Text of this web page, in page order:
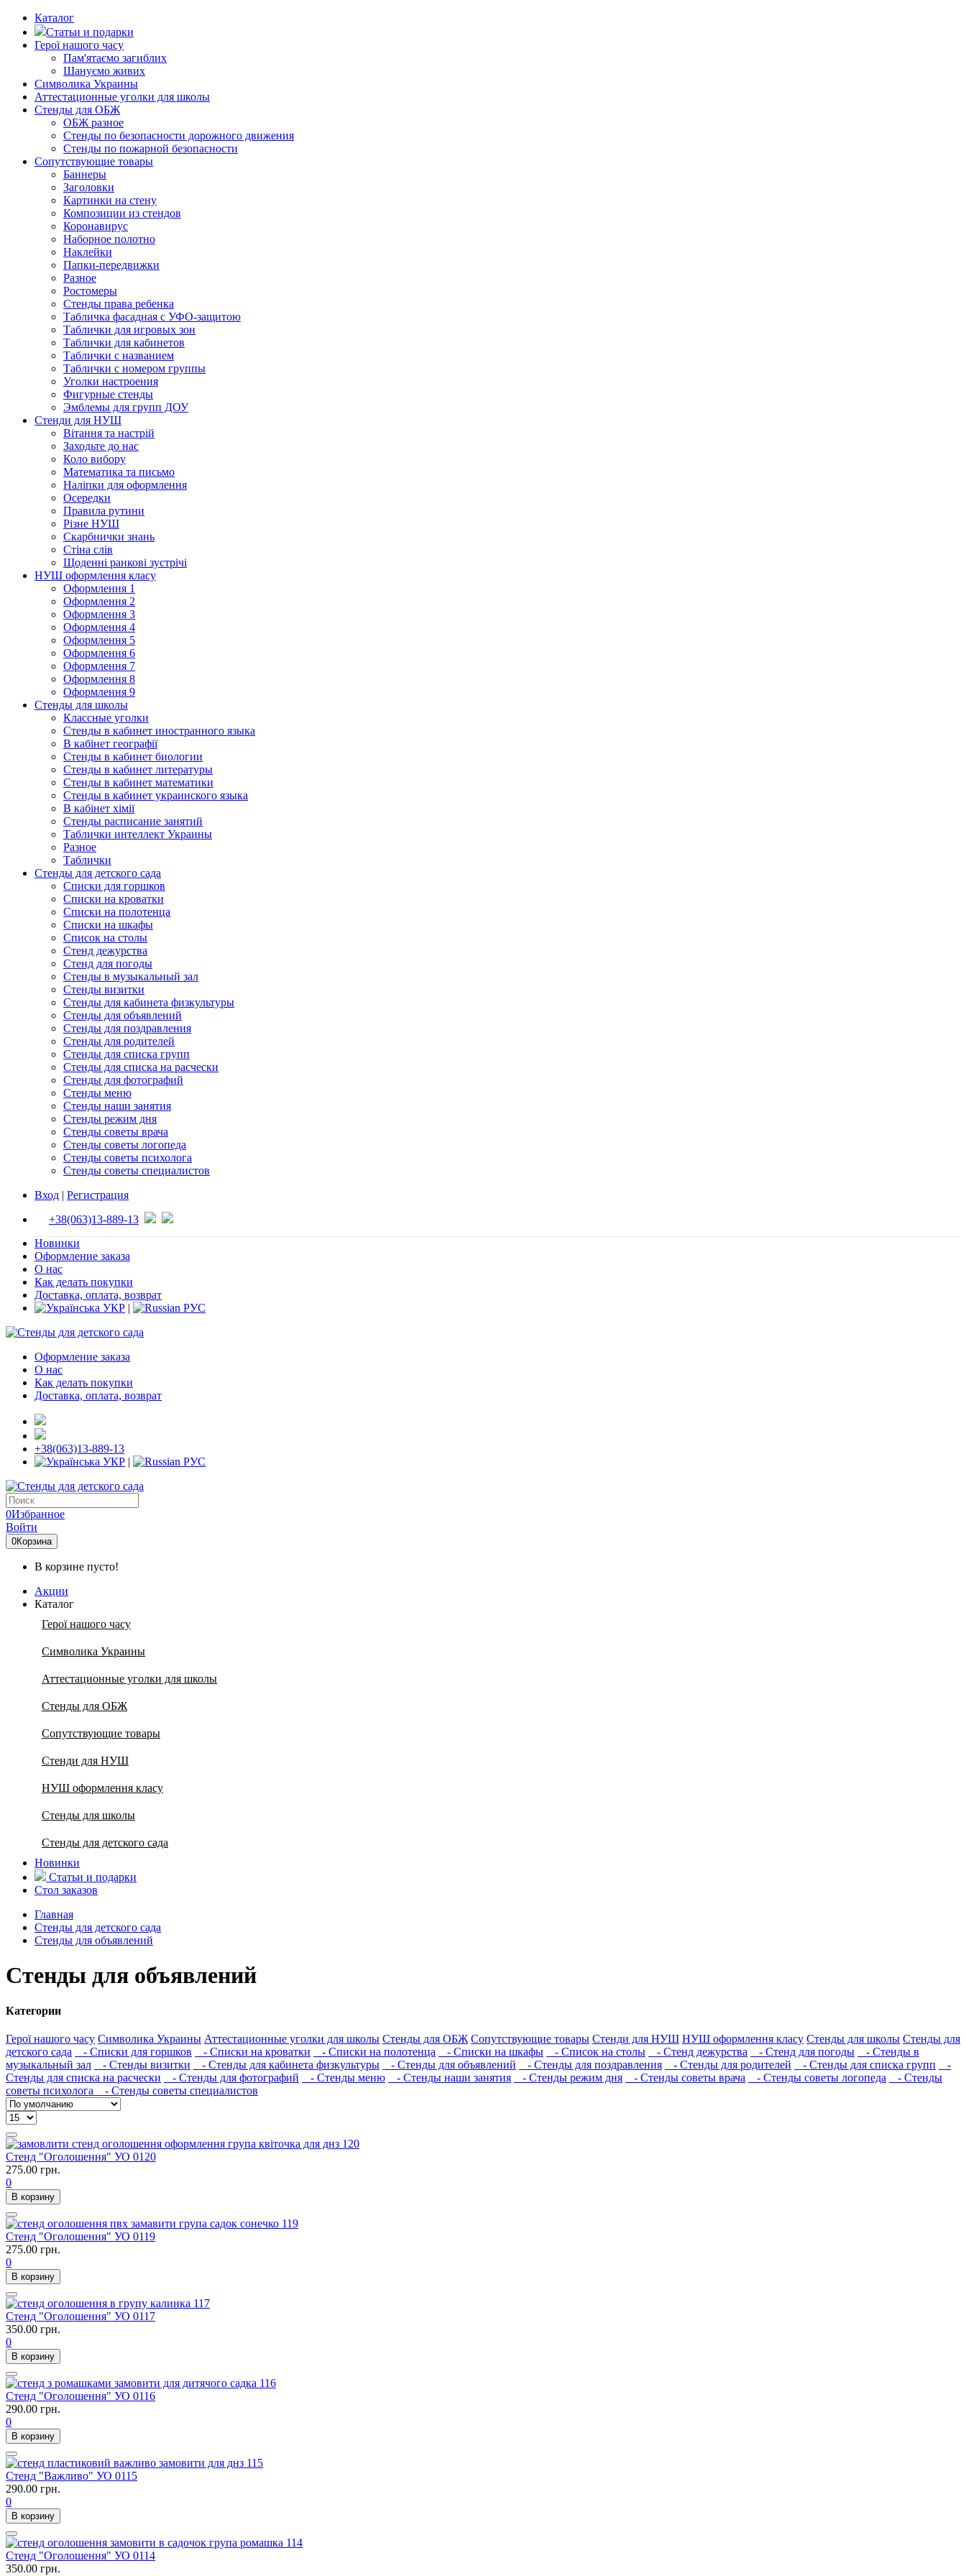
Каталог
Статьи и подарки
Герої нашого часу
Пам'ятаємо загиблих
Шануємо живих
Символика Украины
Аттестационные уголки для школы
Стенды для ОБЖ
ОБЖ разное
Стенды по безопасности дорожного движения
Стенды по пожарной безопасности
Сопутствующие товары
Баннеры
Заголовки
Картинки на стену
Композиции из стендов
Коронавирус
Наборное полотно
Наклейки
Папки-передвижки
Разное
Ростомеры
Стенды права ребенка
Табличка фасадная с УФО-защитою
Таблички для игровых зон
Таблички для кабинетов
Таблички с названием
Таблички с номером группы
Уголки настроения
Фигурные стенды
Эмблемы для групп ДОУ
Стенди для НУШ
Вітання та настрій
Заходьте до нас
Коло вибору
Математика та письмо
Наліпки для оформлення
Осередки
Правила рутини
Різне НУШ
Скарбнички знань
Стіна слів
Щоденні ранкові зустрічі
НУШ оформлення класу
Оформлення 1
Оформлення 2
Оформлення 3
Оформлення 4
Оформлення 5
Оформлення 6
Оформлення 7
Оформлення 8
Оформлення 9
Стенды для школы
Классные уголки
Стенды в кабинет иностранного языка
В кабінет географії
Стенды в кабинет биологии
Стенды в кабинет литературы
Стенды в кабинет математики
Стенды в кабинет украинского языка
В кабінет хімії
Стенды расписание занятий
Таблички интеллект Украины
Разное
Таблички
Стенды для детского сада
Списки для горшков
Списки на кроватки
Списки на полотенца
Списки на шкафы
Список на столы
Стенд дежурства
Стенд для погоды
Стенды в музыкальный зал
Стенды визитки
Стенды для кабинета физкультуры
Стенды для объявлений
Стенды для поздравления
Стенды для родителей
Стенды для списка групп
Стенды для списка на расчески
Стенды для фотографий
Стенды меню
Стенды наши занятия
Стенды режим дня
Стенды советы врача
Стенды советы логопеда
Стенды советы психолога
Стенды советы специалистов
Вход | Регистрация
+38(063)13-889-13
Новинки
Оформление заказа
О нас
Как делать покупки
Доставка, оплата, возврат
УКР | РУС
Оформление заказа
О нас
Как делать покупки
Доставка, оплата, возврат
+38(063)13-889-13
УКР | РУС
0Избранное
Войти
0Корзина
В корзине пусто!
Акции
Каталог
Герої нашого часу
Символика Украины
Аттестационные уголки для школы
Стенды для ОБЖ
Сопутствующие товары
Стенди для НУШ
НУШ оформлення класу
Стенды для школы
Стенды для детского сада
Новинки
Статьи и подарки
Стол заказов
Главная
Стенды для детского сада
Стенды для объявлений
Стенды для объявлений
Категории
Герої нашого часу Символика Украины Аттестационные уголки для школы Стенды для ОБЖ Сопутствующие товары Стенди для НУШ НУШ оформлення класу Стенды для школы Стенды для
детского сада
- Списки для горшков - Списки на кроватки - Списки на полотенца - Списки на шкафы - Список на столы - Стенд дежурства - Стенд для погоды
- Стенды в
музыкальный зал
- Стенды визитки - Стенды для кабинета физкультуры - Стенды для объявлений - Стенды для поздравления - Стенды для родителей - Стенды для списка групп
-
Стенды для списка на расчески
- Стенды для фотографий - Стенды меню - Стенды наши занятия - Стенды режим дня - Стенды советы врача - Стенды советы логопеда
- Стенды
советы психолога
- Стенды советы специалистов
Стенд "Оголошення" УО 0120
275.00 грн.
0
В корзину
Стенд "Оголошення" УО 0119
275.00 грн.
0
В корзину
Стенд "Оголошення" УО 0117
350.00 грн.
0
В корзину
Стенд "Оголошення" УО 0116
290.00 грн.
0
В корзину
Стенд "Важливо" УО 0115
290.00 грн.
0
В корзину
Стенд "Оголошення" УО 0114
350.00 грн.